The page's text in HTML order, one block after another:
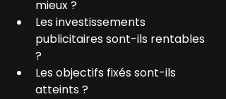
mieux ?
Les investissements
publicitaires sont-ils rentables
?
Les objectifs fixés sont-ils
atteints ?